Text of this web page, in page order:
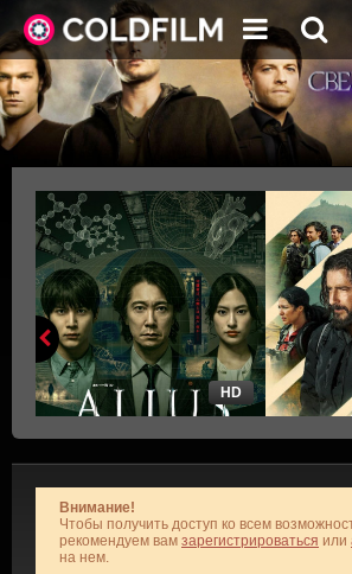
HD
Внимание!
Чтобы получить доступ ко всем
рекомендуем вам зарегистрироваться или
на нем.